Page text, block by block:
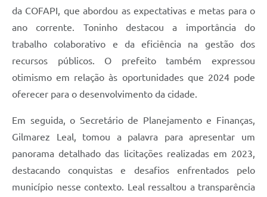
da COFAPI, que abordou as expectativas e metas para o
ano corrente. Toninho destacou a importância do
trabalho colaborativo e da eficiência na gestão dos
recursos públicos. O prefeito também expressou
otimismo em relação às oportunidades que 2024 pode
oferecer para o desenvolvimento da cidade.
Em seguida, o Secretário de Planejamento e Finanças,
Gilmarez Leal, tomou a palavra para apresentar um
panorama detalhado das licitações realizadas em 2023,
destacando conquistas e desafios enfrentados pelo
município nesse contexto. Leal ressaltou a transparência